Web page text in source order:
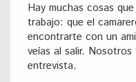
Hay muchas cosas
trabajo: que el
encontrarte con un
veías al salir.
entrevista.